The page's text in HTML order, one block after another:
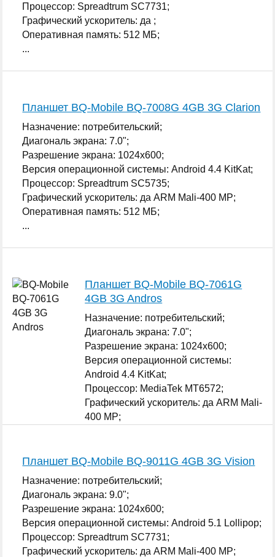
Процессор: Spreadtrum SC7731;
Графический ускоритель: да ;
Оперативная память: 512 МБ;
...
Планшет BQ-Mobile BQ-7008G 4GB 3G Clarion
Назначение: потребительский;
Диагональ экрана: 7.0";
Разрешение экрана: 1024x600;
Версия операционной системы: Android 4.4 KitKat;
Процессор: Spreadtrum SC5735;
Графический ускоритель: да ARM Mali-400 MP;
Оперативная память: 512 МБ;
...
Планшет BQ-Mobile BQ-7061G
4GB 3G Andros
Назначение: потребительский;
Диагональ экрана: 7.0";
Разрешение экрана: 1024x600;
Версия операционной системы:
Android 4.4 KitKat;
Процессор: MediaTek MT6572;
Графический ускоритель: да ARM Mali-
400 MP;
Планшет BQ-Mobile BQ-9011G 4GB 3G Vision
Назначение: потребительский;
Диагональ экрана: 9.0";
Разрешение экрана: 1024x600;
Версия операционной системы: Android 5.1 Lollipop;
Процессор: Spreadtrum SC7731;
Графический ускоритель: да ARM Mali-400 MP;